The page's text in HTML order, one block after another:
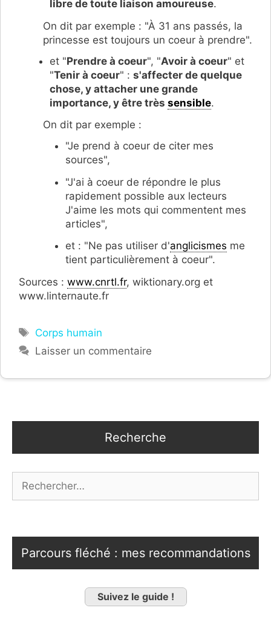
libre de toute liaison amoureuse.
On dit par exemple : "À 31 ans passés, la
princesse est toujours un coeur à prendre".
et "Prendre à coeur", "Avoir à coeur" et
"Tenir à coeur" : s'affecter de quelque
chose, y attacher une grande
importance, y être très sensible.
On dit par exemple :
"Je prend à coeur de citer mes
sources",
"J'ai à coeur de répondre le plus
rapidement possible aux lecteurs
J'aime les mots qui commentent mes
articles",
et : "Ne pas utiliser d'anglicismes me
tient particulièrement à coeur".
Sources : www.cnrtl.fr, wiktionary.org et
www.linternaute.fr
Étiquettes
Corps humain
Laisser un commentaire
Recherche
Parcours fléché : mes recommandations
Suivez le guide !